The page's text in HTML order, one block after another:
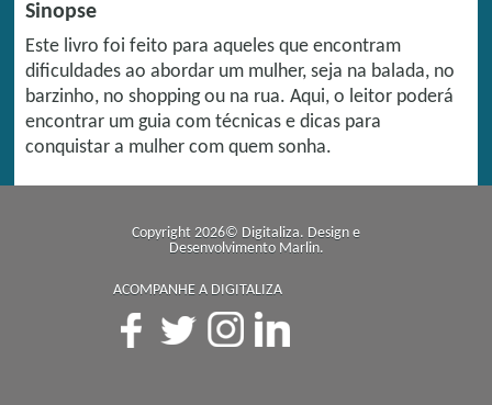
Sinopse
Este livro foi feito para aqueles que encontram
dificuldades ao abordar um mulher, seja na balada, no
barzinho, no shopping ou na rua. Aqui, o leitor poderá
encontrar um guia com técnicas e dicas para
conquistar a mulher com quem sonha.
Copyright 2026© Digitaliza. Design e
Desenvolvimento Marlin.
ACOMPANHE A DIGITALIZA